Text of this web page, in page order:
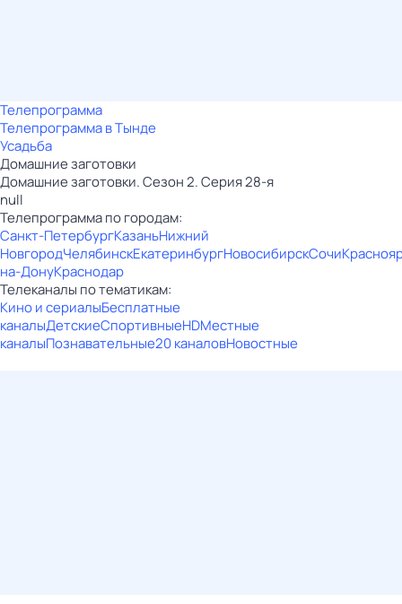
Телепрограмма
Телепрограмма в Тынде
Усадьба
Домашние заготовки
Домашние заготовки. Сезон 2. Серия 28-я
null
Телепрограмма по городам:
Санкт-ПетербургКазаньНижний
НовгородЧелябинскЕкатеринбургНовосибирскСочи
на-ДонуКраснодар
Телеканалы по тематикам:
Кино и сериалыБесплатные
каналыДетскиеСпортивныеHDМестные
каналыПознавательные20 каналовНовостные